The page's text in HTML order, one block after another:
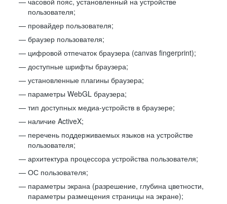
пользователя;
провайдер пользователя;
браузер пользователя;
цифровой отпечаток браузера (canvas fingerprint);
доступные шрифты браузера;
установленные плагины браузера;
параметры WebGL браузера;
тип доступных медиа-устройств в браузере;
наличие ActiveX;
перечень поддерживаемых языков на устройстве
пользователя;
архитектура процессора устройства пользователя;
ОС пользователя;
параметры экрана (разрешение, глубина цветности,
параметры размещения страницы на экране);